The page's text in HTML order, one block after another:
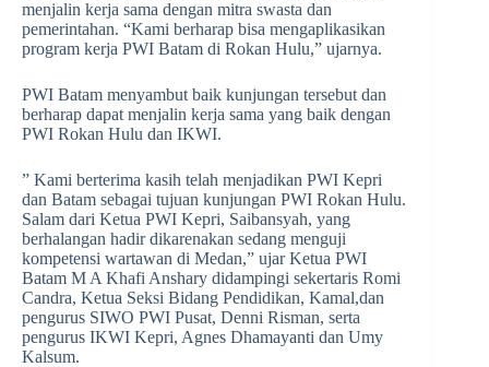
menjalin kerja sama dengan mitra swasta dan
pemerintahan. “Kami berharap bisa mengaplikasikan
program kerja PWI Batam di Rokan Hulu,” ujarnya.
PWI Batam menyambut baik kunjungan tersebut dan
berharap dapat menjalin kerja sama yang baik dengan
PWI Rokan Hulu dan IKWI.
” Kami berterima kasih telah menjadikan PWI Kepri
dan Batam sebagai tujuan kunjungan PWI Rokan Hulu.
Salam dari Ketua PWI Kepri, Saibansyah, yang
berhalangan hadir dikarenakan sedang menguji
kompetensi wartawan di Medan,” ujar Ketua PWI
Batam M A Khafi Anshary didampingi sekertaris Romi
Candra, Ketua Seksi Bidang Pendidikan, Kamal,dan
pengurus SIWO PWI Pusat, Denni Risman, serta
pengurus IKWI Kepri, Agnes Dhamayanti dan Umy
Kalsum.